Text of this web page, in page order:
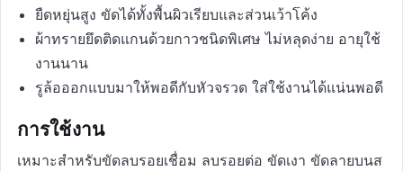
ยืดหยุ่นสูง ขัดได้ทั้งพื้นผิวเรียบและส่วนเว้าโค้ง
ผ้าทรายยึดติดแกนด้วยกาวชนิดพิเศษ ไม่หลุดง่าย อายุใช้
งานนาน
รูล้อออกแบบมาให้พอดีกับหัวจรวด ใส่ใช้งานได้แน่นพอดี
การใช้งาน
เหมาะสำหรับขัดลบรอยเชื่อม ลบรอยต่อ ขัดเงา ขัดลายบนส